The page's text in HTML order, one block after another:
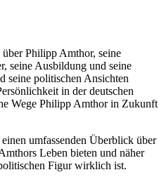
Philipp Amthor, seine
seine Ausbildung und seine
seine politischen Ansichten
in der deutschen
Wege Philipp Amthor in Zukunft
umfassenden Überblick über
Leben bieten und näher
Figur wirklich ist.